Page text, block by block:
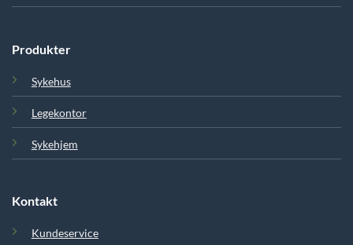
Produkter
Sykehus
Legekontor
Sykehjem
Kontakt
Kundeservice